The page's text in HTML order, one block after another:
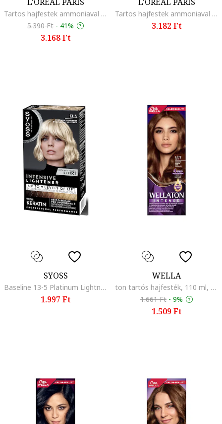
Tartos hajfestek ammoniaval Excellence Creme 1, 6.30
5.390 Ft - 41%
3.168 Ft
Tartos hajfestek ammoniaval Excellence Creme 1, 04
3.182 Ft
SYOSS
Baseline 13-5 Platinum Lightner szőkítő, 157.5 ml
1.997 Ft
WELLA
ton tartós hajfesték, 110 ml, Dark chocolate 6/77
1.661 Ft - 9%
1.509 Ft